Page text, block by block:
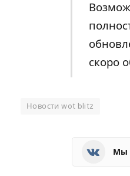
скоро
Новости wot blitz
Мы